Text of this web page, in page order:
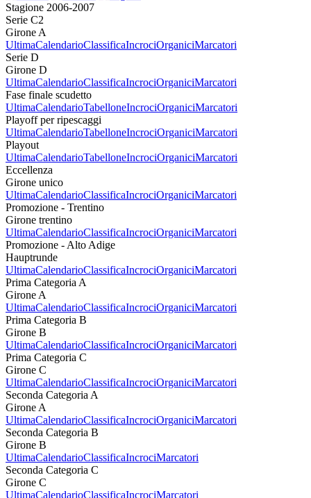
Stagione 2006-2007
Serie C2
Girone A
UltimaCalendarioClassificaIncrociOrganiciMarcatori
Serie D
Girone D
UltimaCalendarioClassificaIncrociOrganiciMarcatori
Fase finale scudetto
UltimaCalendarioTabelloneIncrociOrganiciMarcatori
Playoff per ripescaggi
UltimaCalendarioTabelloneIncrociOrganiciMarcatori
Playout
UltimaCalendarioTabelloneIncrociOrganiciMarcatori
Eccellenza
Girone unico
UltimaCalendarioClassificaIncrociOrganiciMarcatori
Promozione - Trentino
Girone trentino
UltimaCalendarioClassificaIncrociOrganiciMarcatori
Promozione - Alto Adige
Hauptrunde
UltimaCalendarioClassificaIncrociOrganiciMarcatori
Prima Categoria A
Girone A
UltimaCalendarioClassificaIncrociOrganiciMarcatori
Prima Categoria B
Girone B
UltimaCalendarioClassificaIncrociOrganiciMarcatori
Prima Categoria C
Girone C
UltimaCalendarioClassificaIncrociOrganiciMarcatori
Seconda Categoria A
Girone A
UltimaCalendarioClassificaIncrociOrganiciMarcatori
Seconda Categoria B
Girone B
UltimaCalendarioClassificaIncrociMarcatori
Seconda Categoria C
Girone C
UltimaCalendarioClassificaIncrociMarcatori